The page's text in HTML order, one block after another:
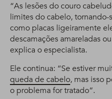
“As lesões do couro
limites do cabelo, tornando-
como placas ligeiramente
descamações amareladas
explica o especialista.
Ele continua: “Se estiver
queda de cabelo, mas isso
o problema for tratado”.